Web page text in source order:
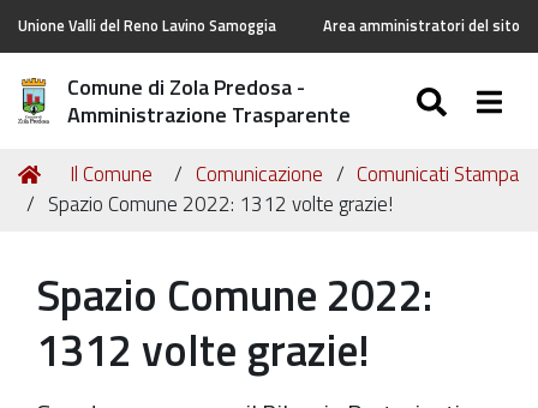
Unione Valli del Reno Lavino Samoggia Area amministratori del sito
Comune di Zola Predosa -
Amministrazione Trasparente
Tu
sei
Home
Il Comune Comunicazione
Comunicati Stampa
Spazio Comune 2022: 1312 volte grazie!
Spazio Comune 2022:
1312 volte grazie!